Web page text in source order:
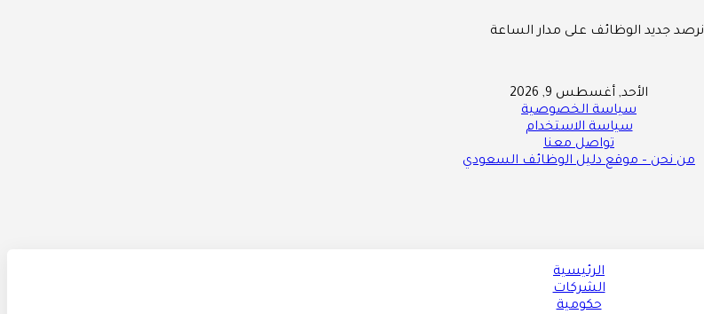
نرصد جديد الوظائف على مدار الساعة
الأحد, أغسطس 9, 2026
سياسة الخصوصية
سياسة الاستخدام
تواصل معنا
من نحن – موقع دليل الوظائف السعودي
الرئيسية
الشركات
حكومية